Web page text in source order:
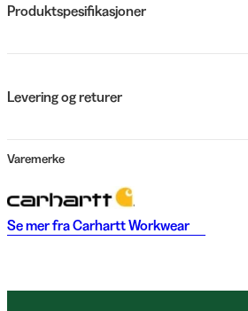
Produktspesifikasjoner
Levering og returer
Varemerke
Se mer fraCarhartt Workwear